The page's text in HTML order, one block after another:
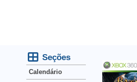
Seções
Calendário